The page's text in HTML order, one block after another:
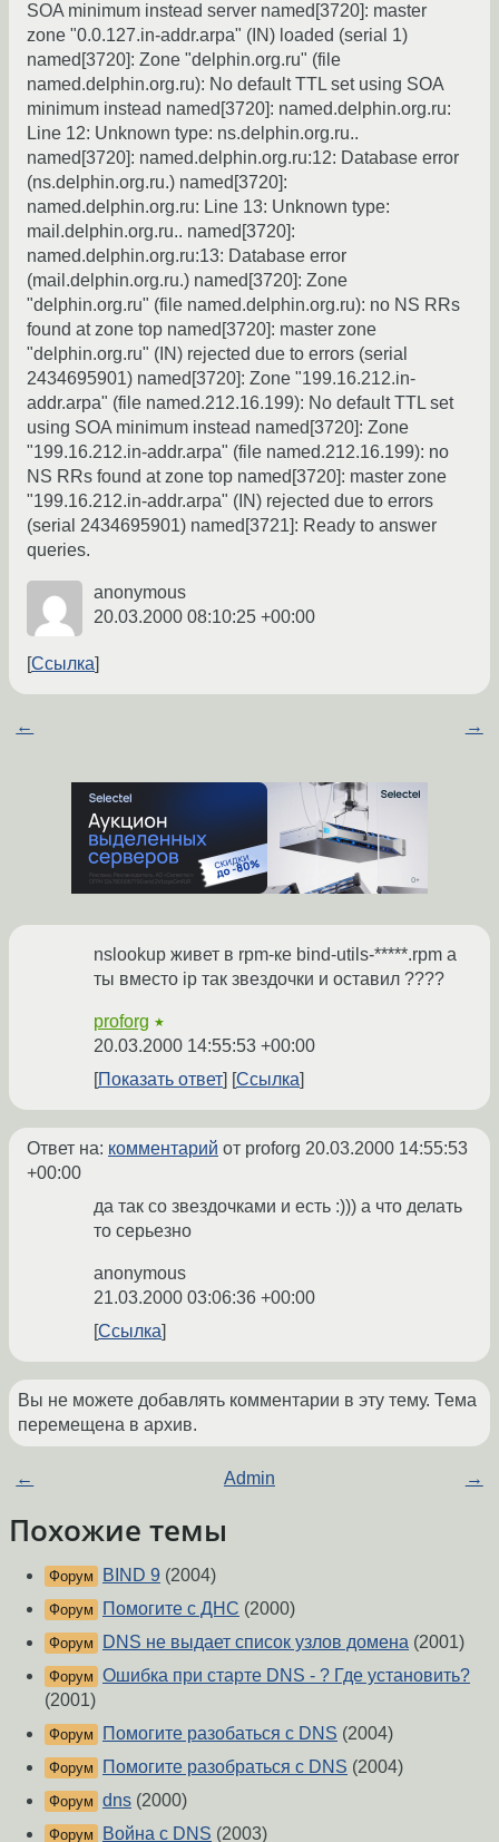
SOA minimum instead server named[3720]: master
zone "0.0.127.in-addr.arpa" (IN) loaded (serial 1)
named[3720]: Zone "delphin.org.ru" (file
named.delphin.org.ru): No default TTL set using SOA
minimum instead named[3720]: named.delphin.org.ru:
Line 12: Unknown type: ns.delphin.org.ru..
named[3720]: named.delphin.org.ru:12: Database error
(ns.delphin.org.ru.) named[3720]:
named.delphin.org.ru: Line 13: Unknown type:
mail.delphin.org.ru.. named[3720]:
named.delphin.org.ru:13: Database error
(mail.delphin.org.ru.) named[3720]: Zone
"delphin.org.ru" (file named.delphin.org.ru): no NS RRs
found at zone top named[3720]: master zone
"delphin.org.ru" (IN) rejected due to errors (serial
2434695901) named[3720]: Zone "199.16.212.in-
addr.arpa" (file named.212.16.199): No default TTL set
using SOA minimum instead named[3720]: Zone
"199.16.212.in-addr.arpa" (file named.212.16.199): no
NS RRs found at zone top named[3720]: master zone
"199.16.212.in-addr.arpa" (IN) rejected due to errors
(serial 2434695901) named[3721]: Ready to answer
queries.
anonymous
20.03.2000 08:10:25 +00:00
Ссылка
← →
nslookup живет в rpm-ке bind-utils-*****.rpm а
ты вместо ip так звездочки и оставил ????
proforg ★
20.03.2000 14:55:53 +00:00
Показать ответ
Ссылка
Ответ на: комментарий от proforg 20.03.2000 14:55:53
+00:00
да так со звездочками и есть :))) а что делать
то серьезно
anonymous
21.03.2000 03:06:36 +00:00
Ссылка
Вы не можете добавлять комментарии в эту тему. Тема
перемещена в архив.
← Admin →
Похожие темы
Форум BIND 9 (2004)
Форум Помогите с ДНС (2000)
Форум DNS не выдает список узлов домена (2001)
Форум Ошибка при старте DNS - ? Где установить?
(2001)
Форум Помогите разобаться с DNS (2004)
Форум Помогите разобраться с DNS (2004)
Форум dns (2000)
Форум Война с DNS (2003)